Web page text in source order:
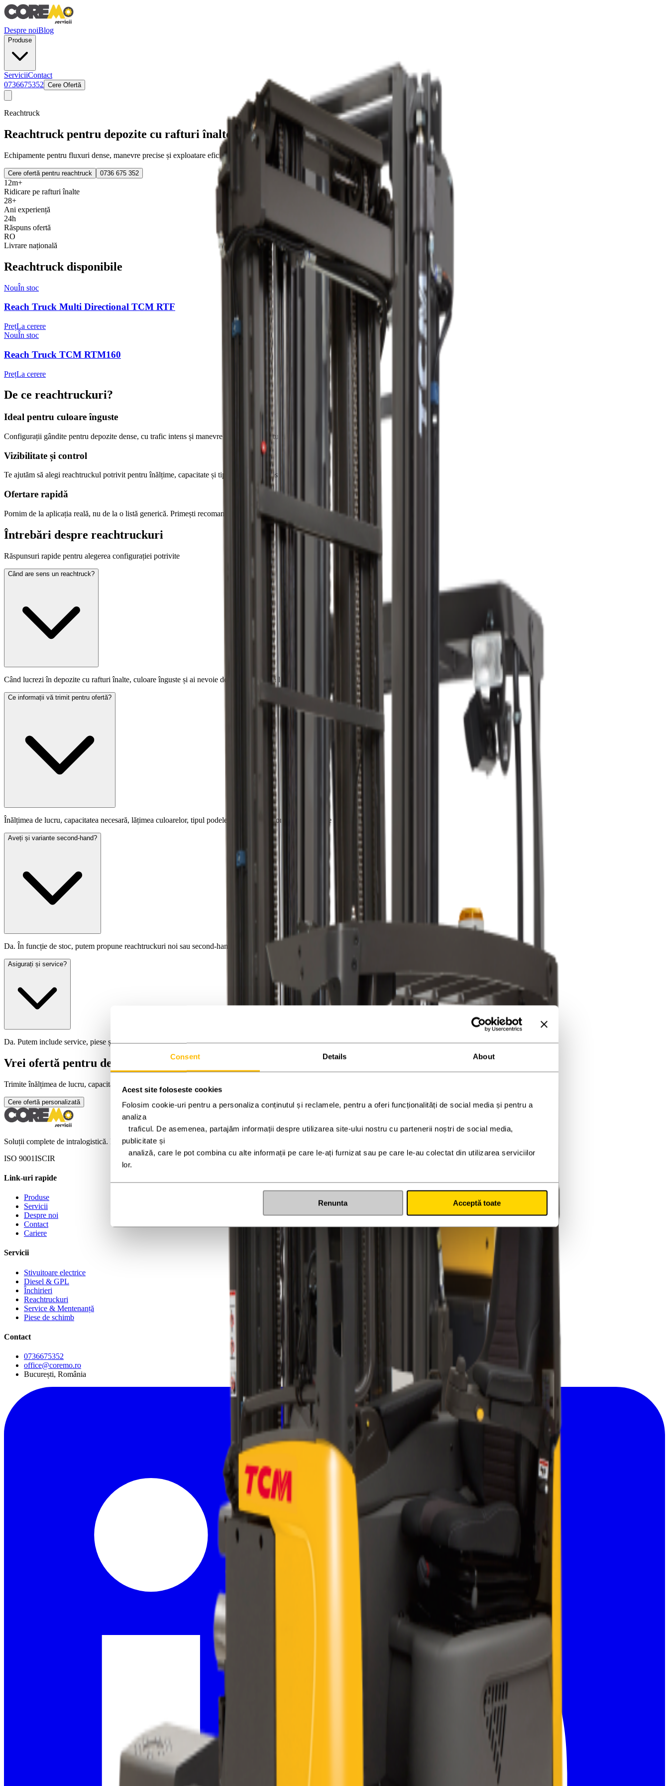
Consent Details About
Acest site foloseste cookies
Folosim cookie-uri pentru a personaliza conținutul și reclamele, pentru a oferi funcționalități de social media și pentru a
analiza
publicitate și
lor.
Renunta Acceptă toate
Despre noiBlog
Produse
ServiciiContact
0736675352 Cere Ofertă
Reachtruck
Reachtruck pentru depozite cu rafturi înalte
Echipamente pentru fluxuri dense, manevre precise și exploatare eficientă în spații logistice compacte.
Cere ofertă pentru reachtruck 0736 675 352
12m+
Ridicare pe rafturi înalte
28+
Ani experiență
24h
Răspuns ofertă
RO
Livrare națională
Reachtruck disponibile
NouÎn stoc
Reach Truck Multi Directional TCM RTF
PrețLa cerere
NouÎn stoc
Reach Truck TCM RTM160
PrețLa cerere
De ce reachtruckuri?
Ideal pentru culoare înguste
Configurații gândite pentru depozite dense, cu trafic intens și manevre precise între rafturi.
Vizibilitate și control
Te ajutăm să alegi reachtruckul potrivit pentru înălțime, capacitate și tipul de paleți folosit.
Ofertare rapidă
Pornim de la aplicația reală, nu de la o listă generică. Primești recomandări clare și opțiuni filtrate corect.
Întrebări despre reachtruckuri
Răspunsuri rapide pentru alegerea configurației potrivite
Când are sens un reachtruck?
Când lucrezi în depozite cu rafturi înalte, culoare înguste și ai nevoie de stabilitate bună la ridicare și depozitare.
Ce informații vă trimit pentru ofertă?
Înălțimea de lucru, capacitatea necesară, lățimea culoarelor, tipul podelei și numărul de ore de utilizare pe schimb.
Aveți și variante second-hand?
Da. În funcție de stoc, putem propune reachtruckuri noi sau second-hand, filtrate după aplicație și buget.
Asigurați și service?
Da. Putem include service, piese și suport tehnic, în funcție de configurația și utilizarea echipamentului.
Vrei ofertă pentru depozitul tău?
Trimite înălțimea de lucru, capacitatea dorită și lățimea culoarelor. Revenim cu opțiuni potrivite.
Cere ofertă personalizată
Soluții complete de intralogistică. Dealer autorizat TCM și CVS Ferrari.
ISO 9001ISCIR
Link-uri rapide
Produse
Servicii
Despre noi
Contact
Cariere
Servicii
Stivuitoare electrice
Diesel & GPL
Închirieri
Reachtruckuri
Service & Mentenanță
Piese de schimb
Contact
0736675352
office@coremo.ro
București, România